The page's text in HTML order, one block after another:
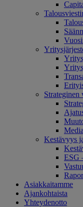
Strateginen
Kestävyys
ESG
Asiakkaitamme
Ajankohtaista
Yhteydenotto